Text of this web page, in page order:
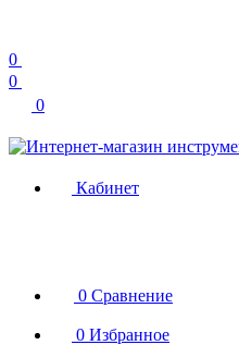
0
0
0
Кабинет
0 Сравнение
0 Избранное